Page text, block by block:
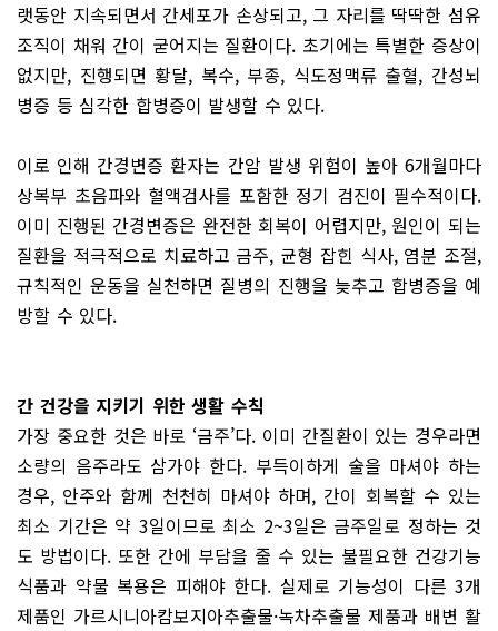
랫동안 지속되면서 간세포가 손상되고, 그 자리를 딱딱한 섬유
조직이 채워 간이 굳어지는 질환이다. 초기에는 특별한 증상이
없지만, 진행되면 황달, 복수, 부종, 식도정맥류 출혈, 간성뇌
병증 등 심각한 합병증이 발생할 수 있다.
이로 인해 간경변증 환자는 간암 발생 위험이 높아 6개월마다
상복부 초음파와 혈액검사를 포함한 정기 검진이 필수적이다.
이미 진행된 간경변증은 완전한 회복이 어렵지만, 원인이 되는
질환을 적극적으로 치료하고 금주, 균형 잡힌 식사, 염분 조절,
규칙적인 운동을 실천하면 질병의 진행을 늦추고 합병증을 예
방할 수 있다.
간 건강을 지키기 위한 생활 수칙
가장 중요한 것은 바로 ‘금주’다. 이미 간질환이 있는 경우라면
소량의 음주라도 삼가야 한다. 부득이하게 술을 마셔야 하는
경우, 안주와 함께 천천히 마셔야 하며, 간이 회복할 수 있는
최소 기간은 약 3일이므로 최소 2~3일은 금주일로 정하는 것
도 방법이다. 또한 간에 부담을 줄 수 있는 불필요한 건강기능
식품과 약물 복용은 피해야 한다. 실제로 기능성이 다른 3개
제품인 가르시니아캄보지아추출물·녹차추출물 제품과 배변 활